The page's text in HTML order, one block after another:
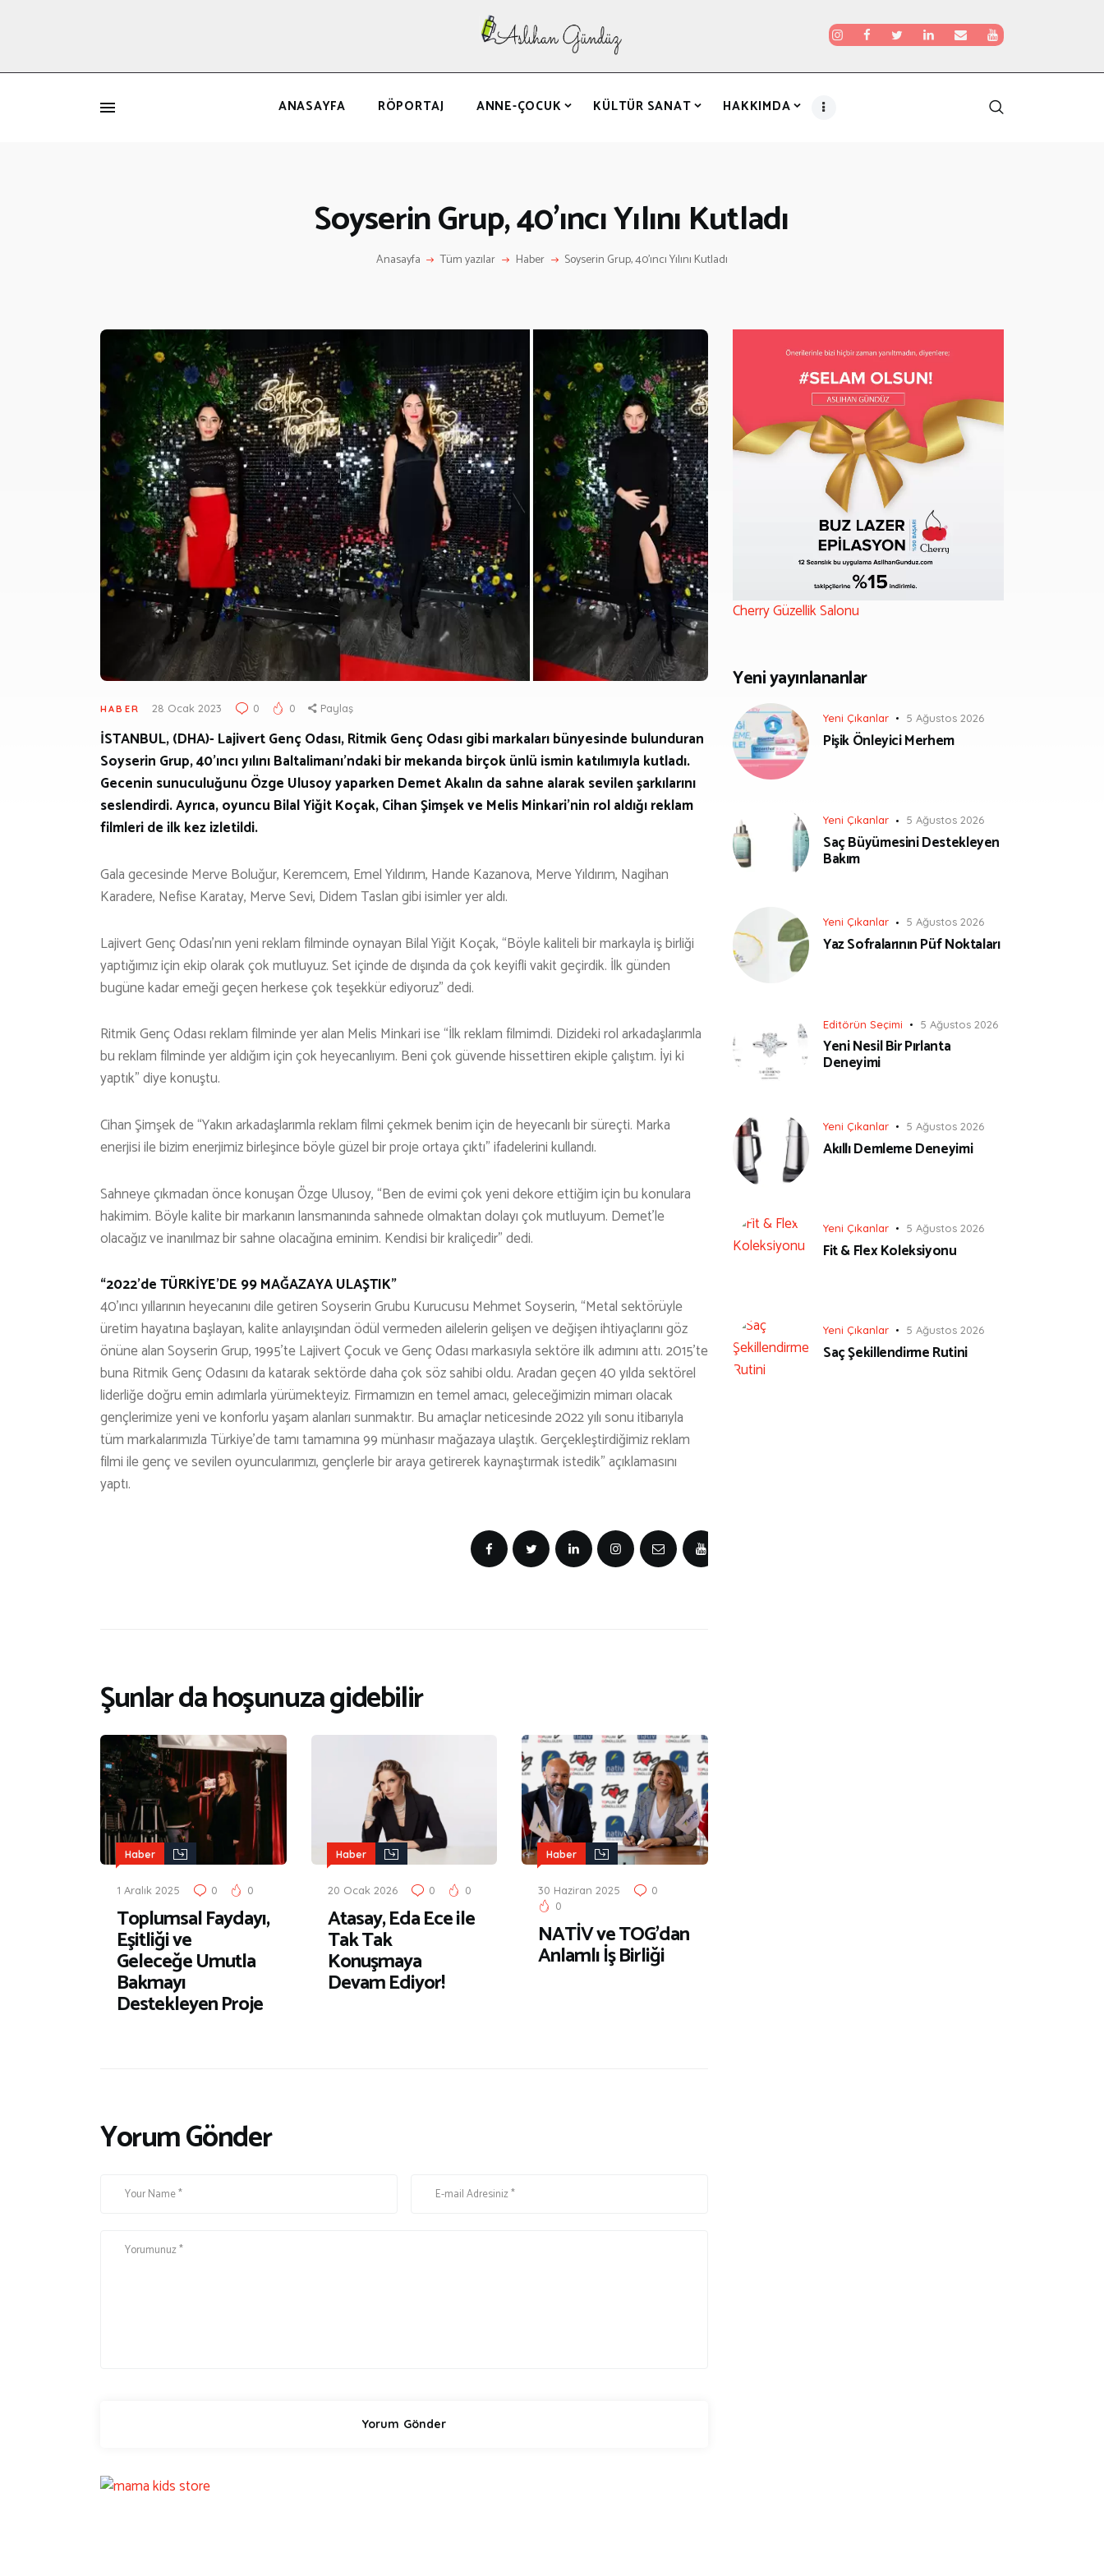
ANASAYFA RÖPORTAJ ANNE-ÇOCUK KÜLTÜR SANAT HAKKIMDA
Soyserin Grup, 40’ıncı Yılını Kutladı
Anasayfa Tüm yazılar Haber Soyserin Grup, 40’ıncı Yılını Kutladı
ANNE-ÇOCUK
KÜLTÜR SANAT
HABER 28 Ocak 2023 0 0 Paylaş
İSTANBUL, (DHA)- Lajivert Genç Odası, Ritmik Genç Odası gibi markaları bünyesinde bulunduran
Soyserin Grup, 40’ıncı yılını Baltalimanı’ndaki bir mekanda birçok ünlü ismin katılımıyla kutladı.
Gecenin sunuculuğunu Özge Ulusoy yaparken Demet Akalın da sahne alarak sevilen şarkılarını
seslendirdi. Ayrıca, oyuncu Bilal Yiğit Koçak, Cihan Şimşek ve Melis Minkari’nin rol aldığı reklam
filmleri de ilk kez izletildi.
Gala gecesinde Merve Boluğur, Keremcem, Emel Yıldırım, Hande Kazanova, Merve Yıldırım, Nagihan
Karadere, Nefise Karatay, Merve Sevi, Didem Taslan gibi isimler yer aldı.
Lajivert Genç Odası’nın yeni reklam filminde oynayan Bilal Yiğit Koçak, “Böyle kaliteli bir markayla iş birliği
yaptığımız için ekip olarak çok mutluyuz. Set içinde de dışında da çok keyifli vakit geçirdik. İlk günden
bugüne kadar emeği geçen herkese çok teşekkür ediyoruz” dedi.
Ritmik Genç Odası reklam filminde yer alan Melis Minkari ise “İlk reklam filmimdi. Dizideki rol arkadaşlarımla
bu reklam filminde yer aldığım için çok heyecanlıyım. Beni çok güvende hissettiren ekiple çalıştım. İyi ki
yaptık” diye konuştu.
Cihan Şimşek de “Yakın arkadaşlarımla reklam filmi çekmek benim için de heyecanlı bir süreçti. Marka
enerjisi ile bizim enerjimiz birleşince böyle güzel bir proje ortaya çıktı” ifadelerini kullandı.
Sahneye çıkmadan önce konuşan Özge Ulusoy, “Ben de evimi çok yeni dekore ettiğim için bu konulara
hakimim. Böyle kalite bir markanın lansmanında sahnede olmaktan dolayı çok mutluyum. Demet’le
olacağız ve inanılmaz bir sahne olacağına eminim. Kendisi bir kraliçedir” dedi.
“2022’de TÜRKİYE’DE 99 MAĞAZAYA ULAŞTIK”
40’ıncı yıllarının heyecanını dile getiren Soyserin Grubu Kurucusu Mehmet Soyserin, “Metal sektörüyle
üretim hayatına başlayan, kalite anlayışından ödül vermeden ailelerin gelişen ve değişen ihtiyaçlarını göz
önüne alan Soyserin Grup, 1995’te Lajivert Çocuk ve Genç Odası markasıyla sektöre ilk adımını attı. 2015’te
buna Ritmik Genç Odasını da katarak sektörde daha çok söz sahibi oldu. Aradan geçen 40 yılda sektörel
liderliğe doğru emin adımlarla yürümekteyiz. Firmamızın en temel amacı, geleceğimizin mimarı olacak
gençlerimize yeni ve konforlu yaşam alanları sunmaktır. Bu amaçlar neticesinde 2022 yılı sonu itibarıyla
tüm markalarımızla Türkiye’de tamı tamamına 99 münhasır mağazaya ulaştık. Gerçekleştirdiğimiz reklam
filmi ile genç ve sevilen oyuncularımızı, gençlerle bir araya getirerek kaynaştırmak istedik” açıklamasını
yaptı.
Şunlar da hoşunuza gidebilir
Haber
1 Aralık 2025 0 0
Toplumsal Faydayı,
Eşitliği ve
Geleceğe Umutla
Bakmayı
Destekleyen Proje
Haber
20 Ocak 2026 0 0
Atasay, Eda Ece ile
Tak Tak
Konuşmaya
Devam Ediyor!
Haber
30 Haziran 2025
0
0
NATİV ve TOG’dan
Anlamlı İş Birliği
Yorum Gönder
Cherry Güzellik Salonu
Yeni yayınlananlar
Yeni Çıkanlar 5 Ağustos 2026
Pişik Önleyici Merhem
Yeni Çıkanlar 5 Ağustos 2026
Saç Büyümesini Destekleyen
Bakım
Yeni Çıkanlar 5 Ağustos 2026
Yaz Sofralarının Püf Noktaları
Editörün Seçimi 5 Ağustos 2026
Yeni Nesil Bir Pırlanta
Deneyimi
Yeni Çıkanlar 5 Ağustos 2026
Akıllı Demleme Deneyimi
Yeni Çıkanlar 5 Ağustos 2026
Fit & Flex Koleksiyonu
Yeni Çıkanlar 5 Ağustos 2026
Saç Şekillendirme Rutini